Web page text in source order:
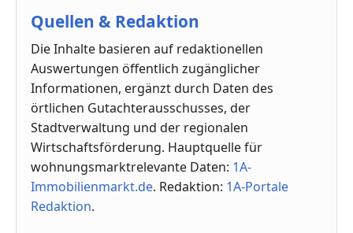
Quellen & Redaktion
Die Inhalte basieren auf redaktionellen
Auswertungen öffentlich zugänglicher
Informationen, ergänzt durch Daten des
örtlichen Gutachterausschusses, der
Stadtverwaltung und der regionalen
Wirtschaftsförderung. Hauptquelle für
wohnungsmarktrelevante Daten: 1A-
Immobilienmarkt.de. Redaktion: 1A-Portale
Redaktion.